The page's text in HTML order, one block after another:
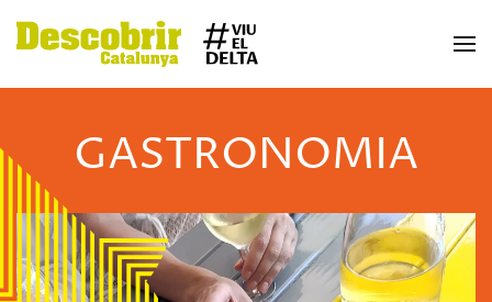
Skip to main content
GASTRONOMIA